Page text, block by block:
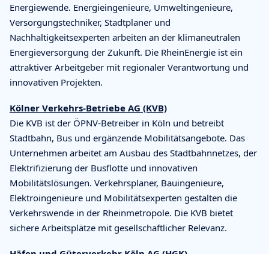
Energiewende. Energieingenieure, Umweltingenieure,
Versorgungstechniker, Stadtplaner und
Nachhaltigkeitsexperten arbeiten an der klimaneutralen
Energieversorgung der Zukunft. Die RheinEnergie ist ein
attraktiver Arbeitgeber mit regionaler Verantwortung und
innovativen Projekten.
Kölner Verkehrs-Betriebe AG (KVB)
Die KVB ist der ÖPNV-Betreiber in Köln und betreibt
Stadtbahn, Bus und ergänzende Mobilitätsangebote. Das
Unternehmen arbeitet am Ausbau des Stadtbahnnetzes, der
Elektrifizierung der Busflotte und innovativen
Mobilitätslösungen. Verkehrsplaner, Bauingenieure,
Elektroingenieure und Mobilitätsexperten gestalten die
Verkehrswende in der Rheinmetropole. Die KVB bietet
sichere Arbeitsplätze mit gesellschaftlicher Relevanz.